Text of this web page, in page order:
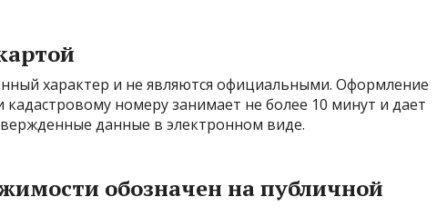
характер и не являются официальными. Оформление
кадастровому номеру занимает не более 10 минут и дает
данные в электронном виде.
обозначен на публичной